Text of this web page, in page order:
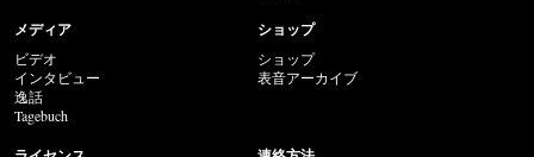
メディア
ビデオ
インタビュー
逸話
Tagebuch
ショップ
ショップ
表音アーカイブ